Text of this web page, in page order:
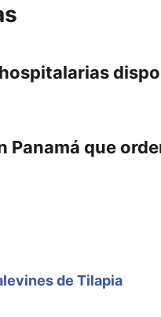
Panamá que
de Tilapia